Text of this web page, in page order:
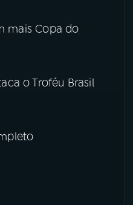
X
mais Copa do
o Troféu Brasil